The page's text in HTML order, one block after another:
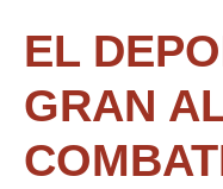
EL
GRAN